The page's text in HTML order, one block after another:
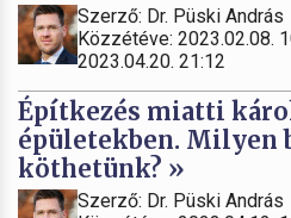
Szerző: Dr. Püski András
Közzétéve: 2023.02.08.
2023.04.20. 21:12
Építkezés miatti
épületekben. Milyen
köthetünk? »
Szerző: Dr. Püski András